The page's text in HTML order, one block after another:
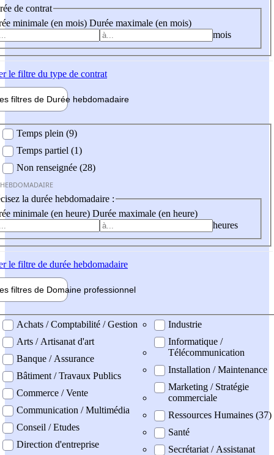
de contrat
minimale (en mois) Durée maximale (en mois)
mois
le filtre du type de contrat
filtres de Durée hebdomadaire
Temps plein (9)
Temps partiel (1)
Non renseignée (28)
la durée hebdomadaire :
minimale (en heure) Durée maximale (en heure)
heures
le filtre de durée hebdomadaire
filtres de Domaine professionnel
professionel
Achats / Comptabilité / Gestion
Arts / Artisanat d'art
Banque / Assurance
Bâtiment / Travaux Publics
Commerce / Vente
Communication / Multimédia
Conseil / Etudes
Direction d'entreprise
Industrie
Informatique /
Télécommunication
Installation / Maintenance
Marketing / Stratégie
commerciale
Ressources Humaines (37)
Santé
Secrétariat / Assistanat